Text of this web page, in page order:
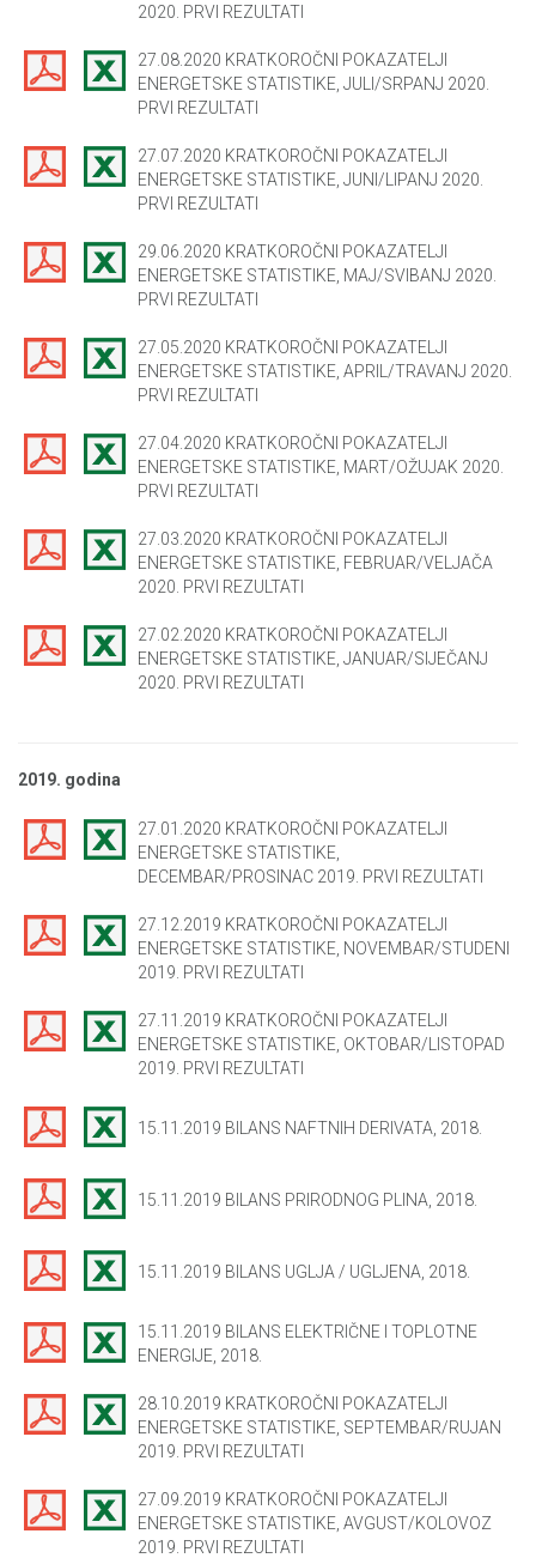
2020. PRVI REZULTATI
27.08.2020 KRATKOROČNI POKAZATELJI
ENERGETSKE STATISTIKE, JULI/SRPANJ 2020.
PRVI REZULTATI
27.07.2020 KRATKOROČNI POKAZATELJI
ENERGETSKE STATISTIKE, JUNI/LIPANJ 2020.
PRVI REZULTATI
29.06.2020 KRATKOROČNI POKAZATELJI
ENERGETSKE STATISTIKE, MAJ/SVIBANJ 2020.
PRVI REZULTATI
27.05.2020 KRATKOROČNI POKAZATELJI
ENERGETSKE STATISTIKE, APRIL/TRAVANJ 2020.
PRVI REZULTATI
27.04.2020 KRATKOROČNI POKAZATELJI
ENERGETSKE STATISTIKE, MART/OŽUJAK 2020.
PRVI REZULTATI
27.03.2020 KRATKOROČNI POKAZATELJI
ENERGETSKE STATISTIKE, FEBRUAR/VELJAČA
2020. PRVI REZULTATI
27.02.2020 KRATKOROČNI POKAZATELJI
ENERGETSKE STATISTIKE, JANUAR/SIJEČANJ
2020. PRVI REZULTATI
2019. godina
27.01.2020 KRATKOROČNI POKAZATELJI
ENERGETSKE STATISTIKE,
DECEMBAR/PROSINAC 2019. PRVI REZULTATI
27.12.2019 KRATKOROČNI POKAZATELJI
ENERGETSKE STATISTIKE, NOVEMBAR/STUDENI
2019. PRVI REZULTATI
27.11.2019 KRATKOROČNI POKAZATELJI
ENERGETSKE STATISTIKE, OKTOBAR/LISTOPAD
2019. PRVI REZULTATI
15.11.2019 BILANS NAFTNIH DERIVATA, 2018.
15.11.2019 BILANS PRIRODNOG PLINA, 2018.
15.11.2019 BILANS UGLJA / UGLJENA, 2018.
15.11.2019 BILANS ELEKTRIČNE I TOPLOTNE
ENERGIJE, 2018.
28.10.2019 KRATKOROČNI POKAZATELJI
ENERGETSKE STATISTIKE, SEPTEMBAR/RUJAN
2019. PRVI REZULTATI
27.09.2019 KRATKOROČNI POKAZATELJI
ENERGETSKE STATISTIKE, AVGUST/KOLOVOZ
2019. PRVI REZULTATI